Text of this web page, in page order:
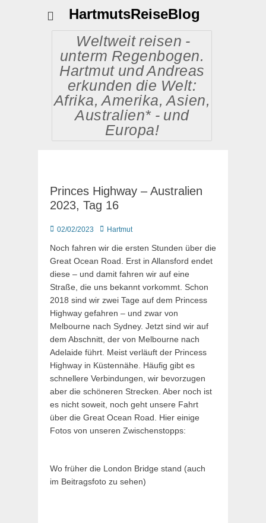
HartmutsReiseBlog
Weltweit reisen -
unterm Regenbogen.
Hartmut und Andreas
erkunden die Welt:
Afrika, Amerika, Asien,
Australien* - und
Europa!
Princes Highway – Australien
2023, Tag 16
Posted
02/02/2023 AutorHartmut
Noch fahren wir die ersten Stunden über die
Great Ocean Road. Erst in Allansford endet
diese – und damit fahren wir auf eine
Straße, die uns bekannt vorkommt. Schon
2018 sind wir zwei Tage auf dem Princess
Highway gefahren – und zwar von
Melbourne nach Sydney. Jetzt sind wir auf
dem Abschnitt, der von Melbourne nach
Adelaide führt. Meist verläuft der Princess
Highway in Küstennähe. Häufig gibt es
schnellere Verbindungen, wir bevorzugen
aber die schöneren Strecken. Aber noch ist
es nicht soweit, noch geht unsere Fahrt
über die Great Ocean Road. Hier einige
Fotos von unseren Zwischenstopps:
Wo früher die London Bridge stand (auch
im Beitragsfoto zu sehen)